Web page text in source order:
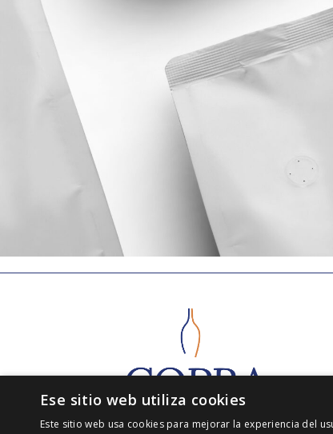
Ese sitio web utiliza cookies
Este sitio web usa cookies para mejorar la experiencia del